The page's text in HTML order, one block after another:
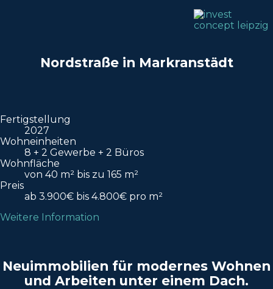
Nordstraße in Markranstädt
Fertigstellung
2027
Wohneinheiten
8 + 2 Gewerbe + 2 Büros
Wohnfläche
von 40 m² bis zu 165 m²
Preis
ab 3.900€ bis 4.800€ pro m²
Weitere Information
Neuimmobilien für modernes Wohnen
und Arbeiten unter einem Dach.